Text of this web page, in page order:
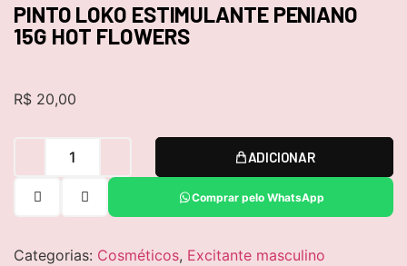
PINTO LOKO ESTIMULANTE PENIANO
15G HOT FLOWERS
R$ 20,00
ADICIONAR
Comprar pelo WhatsApp
Categorias: Cosméticos, Excitante masculino